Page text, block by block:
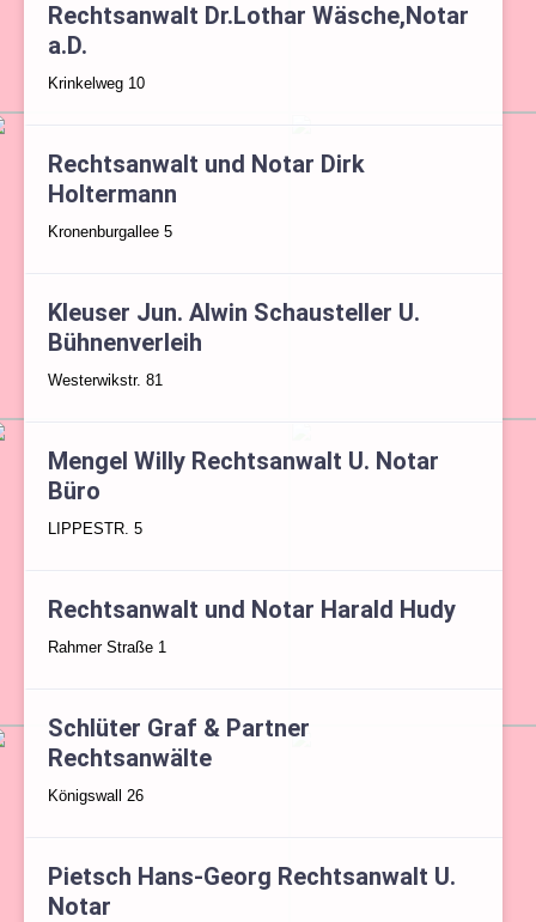
Rechtsanwalt Dr.Lothar Wäsche,Notar
a.D.
Krinkelweg 10
Rechtsanwalt und Notar Dirk
Holtermann
Kronenburgallee 5
Kleuser Jun. Alwin Schausteller U.
Bühnenverleih
Westerwikstr. 81
Mengel Willy Rechtsanwalt U. Notar
Büro
LIPPESTR. 5
Rechtsanwalt und Notar Harald Hudy
Rahmer Straße 1
Schlüter Graf & Partner
Rechtsanwälte
Königswall 26
Pietsch Hans-Georg Rechtsanwalt U.
Notar